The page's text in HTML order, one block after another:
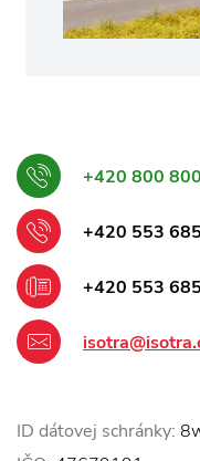
+420 800
+420 553
+420 553
ID dátovej schránky: